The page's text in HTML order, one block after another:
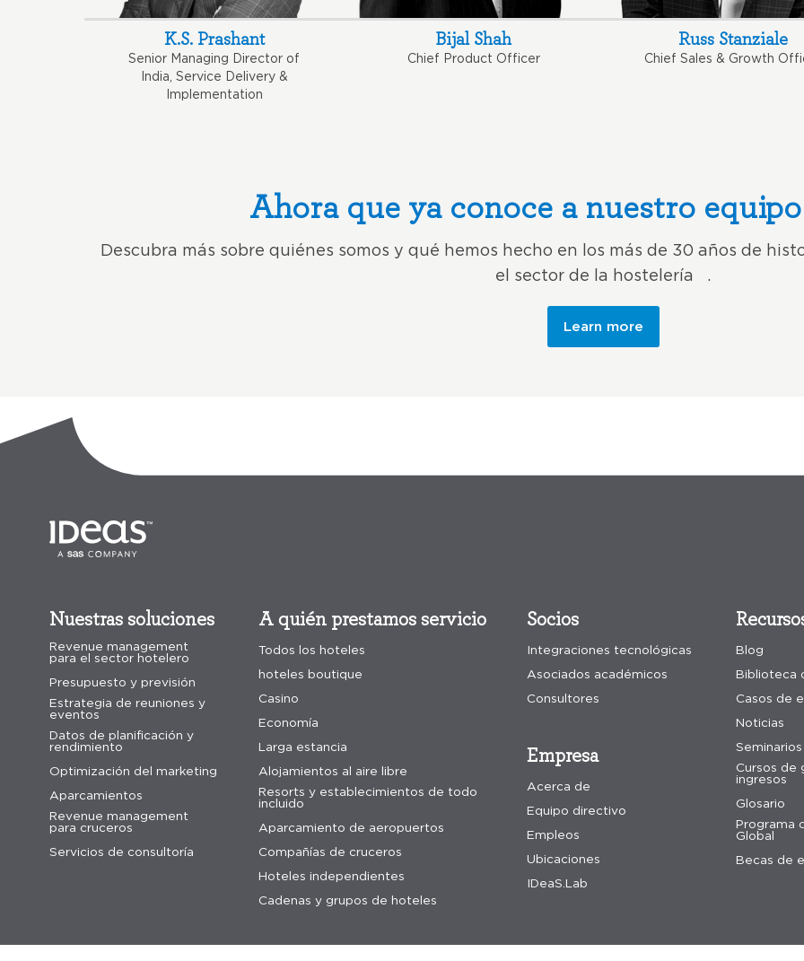
K.S. Prashant
Senior Managing Director of
India, Service Delivery &
Implementation
Bijal Shah
Chief Product Officer
Russ Stanziale
Chief Sales & Growth
Ahora que ya conoce a nuestro
Descubra más sobre quiénes somos y qué hemos hecho en los más de 30 años de
el sector de la hostelería .
Learn more
Nuestras soluciones
Revenue management
para el sector hotelero
Presupuesto y previsión
Estrategia de reuniones y
eventos
Datos de planificación y
rendimiento
Optimización del marketing
Aparcamientos
Revenue management
para cruceros
Servicios de consultoría
A quién prestamos servicio
Todos los hoteles
hoteles boutique
Casino
Economía
Larga estancia
Alojamientos al aire libre
Resorts y establecimientos de todo
incluido
Aparcamiento de aeropuertos
Compañías de cruceros
Hoteles independientes
Cadenas y grupos de hoteles
Empresa
Acerca de
Equipo directivo
Empleos
Ubicaciones
IDeaS.Lab
Blog
Biblioteca
Casos de
Noticias
Cursos de
ingresos
Glosario
Programa
Global
Becas de
Socios
Integraciones tecnológicas
Asociados académicos
Consultores